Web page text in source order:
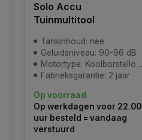
Solo Accu
Tuinmultitool
Tankinhoud: nee
Geluidsniveau: 90-96 dB
Motortype: Koolborstelloos
Fabrieksgarantie: 2 jaar
Op voorraad
Op werkdagen voor 22.00
uur besteld = vandaag
verstuurd